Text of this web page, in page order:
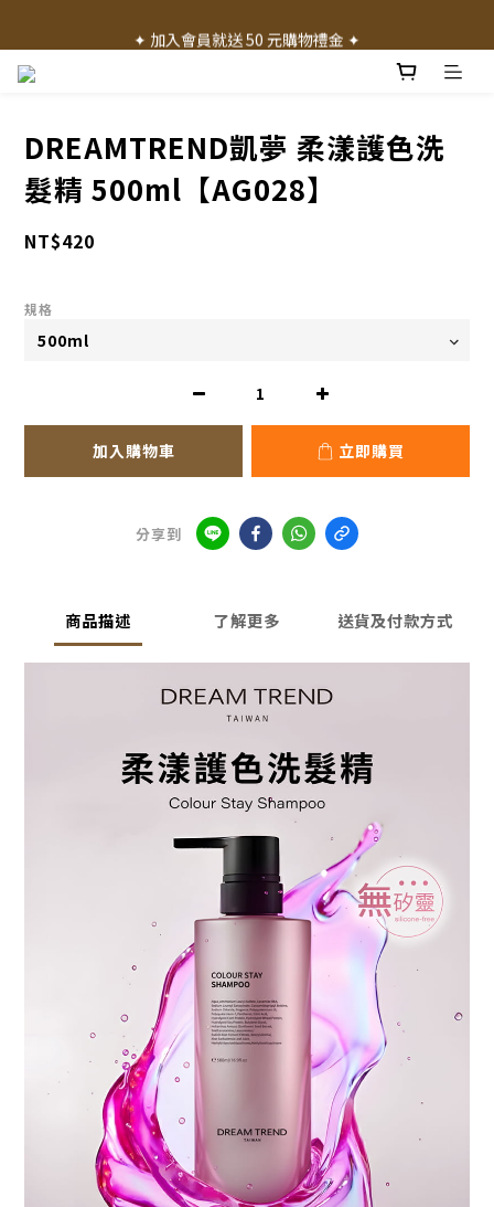
✦ 加入會員就送 50 元購物禮金 ✦
DREAMTREND凱夢 柔漾護色洗
髮精 500ml【AG028】
NT$420
規格
加入購物車 立即購買
分享到
商品描述 了解更多 送貨及付款方式